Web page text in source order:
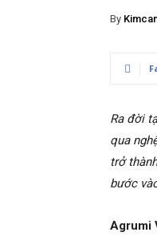
By
Ra đời
qua
trở
bước
Agrumi